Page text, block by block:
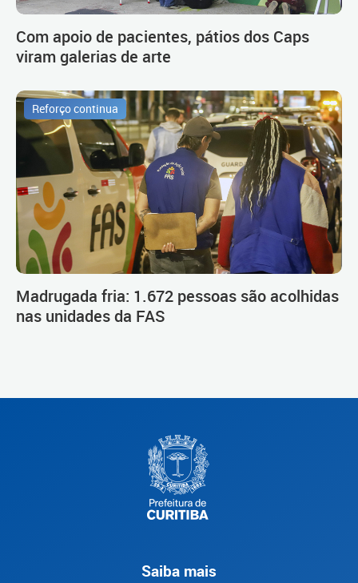
Com apoio de pacientes, pátios dos Caps
viram galerias de arte
Reforço continua
Madrugada fria: 1.672 pessoas são acolhidas
nas unidades da FAS
Saiba mais